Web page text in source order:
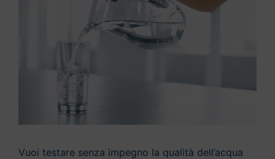
Vuoi testare senza impegno la qualità dell’acqua